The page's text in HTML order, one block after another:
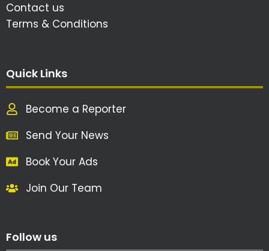
Contact us
Terms & Conditions
Quick Links
Become a Reporter
Send Your News
Book Your Ads
Join Our Team
Follow us